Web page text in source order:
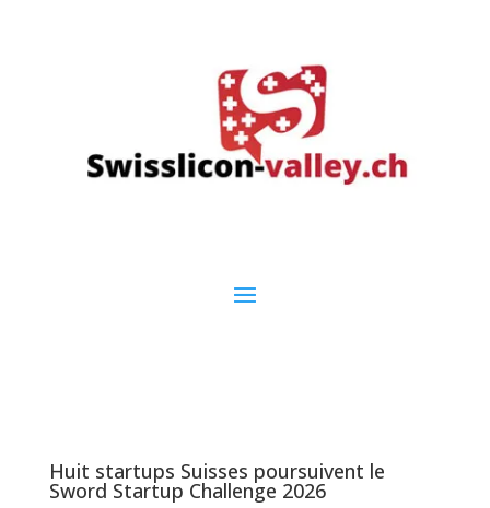
Huit startups Suisses poursuivent le
Sword Startup Challenge 2026